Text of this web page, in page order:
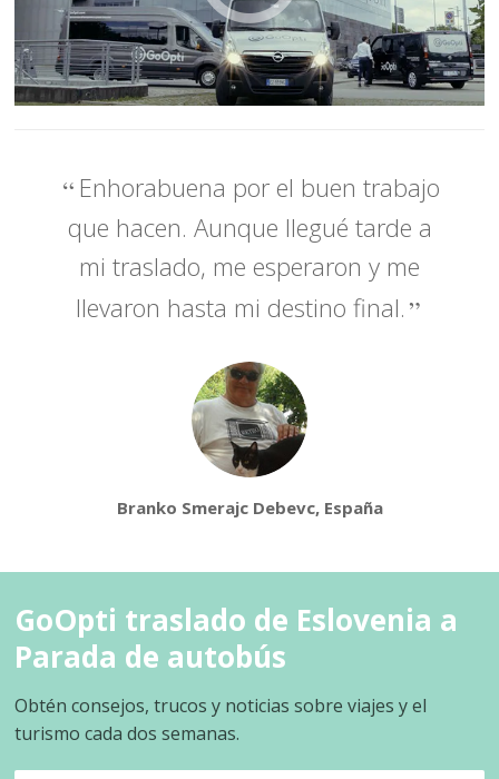
Enhorabuena por el buen trabajo
que hacen. Aunque llegué tarde a
mi traslado, me esperaron y me
llevaron hasta mi destino final.
Branko Smerajc Debevc, España
GoOpti traslado de Eslovenia a
Parada de autobús
Obtén consejos, trucos y noticias sobre viajes y el
turismo cada dos semanas.